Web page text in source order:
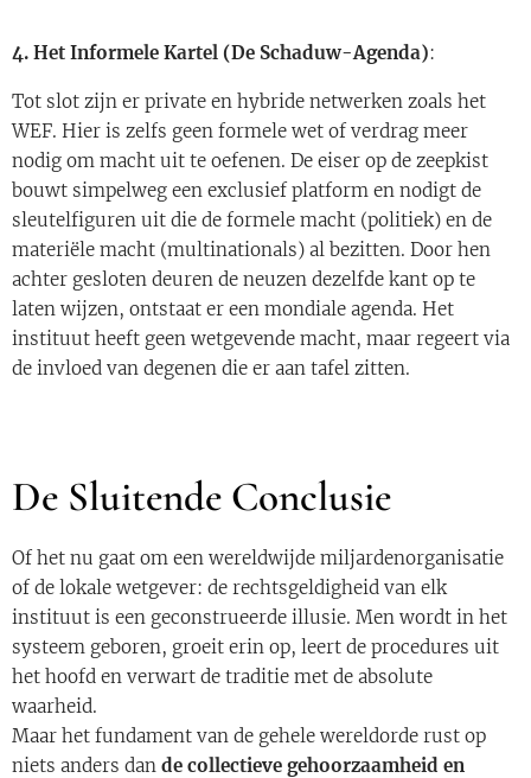
4. Het Informele Kartel (De Schaduw-Agenda):
Tot slot zijn er private en hybride netwerken zoals het
WEF. Hier is zelfs geen formele wet of verdrag meer
nodig om macht uit te oefenen. De eiser op de zeepkist
bouwt simpelweg een exclusief platform en nodigt de
sleutelfiguren uit die de formele macht (politiek) en de
materiële macht (multinationals) al bezitten. Door hen
achter gesloten deuren de neuzen dezelfde kant op te
laten wijzen, ontstaat er een mondiale agenda. Het
instituut heeft geen wetgevende macht, maar regeert via
de invloed van degenen die er aan tafel zitten.
De Sluitende Conclusie
Of het nu gaat om een wereldwijde miljardenorganisatie
of de lokale wetgever: de rechtsgeldigheid van elk
instituut is een geconstrueerde illusie. Men wordt in het
systeem geboren, groeit erin op, leert de procedures uit
het hoofd en verwart de traditie met de absolute
waarheid.
Maar het fundament van de gehele wereldorde rust op
niets anders dan de collectieve gehoorzaamheid en